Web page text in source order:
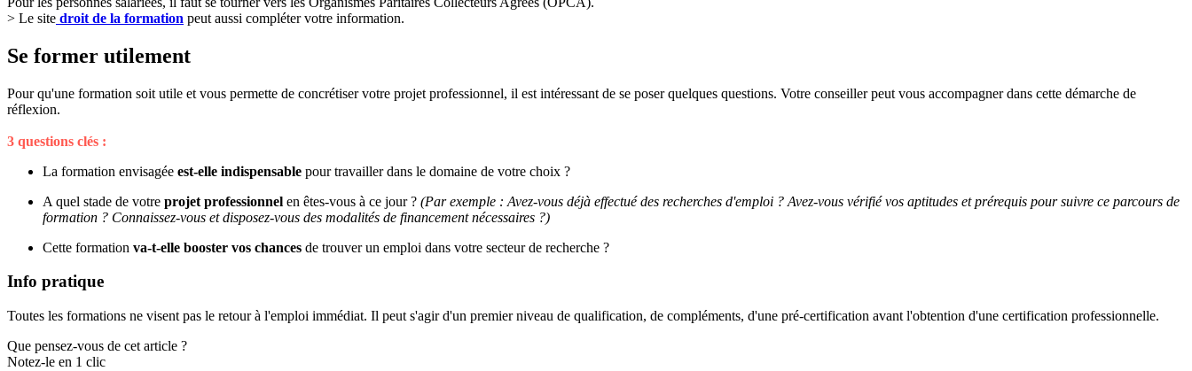
> Le site droit de la formation peut aussi compléter votre information.
Se former utilement
Pour qu'une formation soit utile et vous permette de concrétiser votre projet professionnel, il est intéressant de se poser quelques questions. Votre conseiller peut vous accompagner dans cette démarche de
réflexion.
3 questions clés :
La formation envisagée est-elle indispensable pour travailler dans le domaine de votre choix ?
A quel stade de votre projet professionnel en êtes-vous à ce jour ? (Par exemple : Avez-vous déjà effectué des recherches d'emploi ? Avez-vous vérifié vos aptitudes et prérequis pour suivre ce parcours de
formation ? Connaissez-vous et disposez-vous des modalités de financement nécessaires ?)
Cette formation va-t-elle booster vos chances de trouver un emploi dans votre secteur de recherche ?
Info pratique
Toutes les formations ne visent pas le retour à l'emploi immédiat. Il peut s'agir d'un premier niveau de qualification, de compléments, d'une pré-certification avant l'obtention d'une certification professionnelle.
Que pensez-vous de cet article ?
Notez-le en 1 clic